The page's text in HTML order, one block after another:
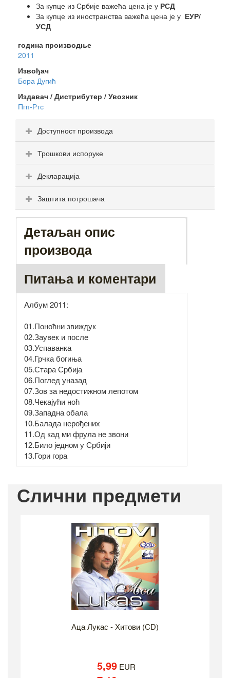
За купце из Србије важећа цена је у РСД
За купце из иностранства важећа цена је у ЕУР/
УСД
година производње
2011
Извођач
Бора Дугић
Издавач / Дистрибутер / Увозник
Пгп-Ртс
Доступност производа
Трошкови испоруке
Декларација
Заштита потрошача
Детаљан опис
производа
Питања и коментари
Албум 2011:
01.Поноћни звиждук
02.Заувек и после
03.Успаванка
04.Грчка богиња
05.Стара Србија
06.Поглед уназад
07.Зов за недостижном лепотом
08.Чекајући ноћ
09.Западна обала
10.Балада нерођених
11.Од кад ми фрула не звони
12.Било једном у Србији
13.Гори гора
Слични предмети
Аца Лукас - Хитови (CD)
5,99 EUR